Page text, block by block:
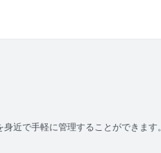
近で手軽に管理することができます。